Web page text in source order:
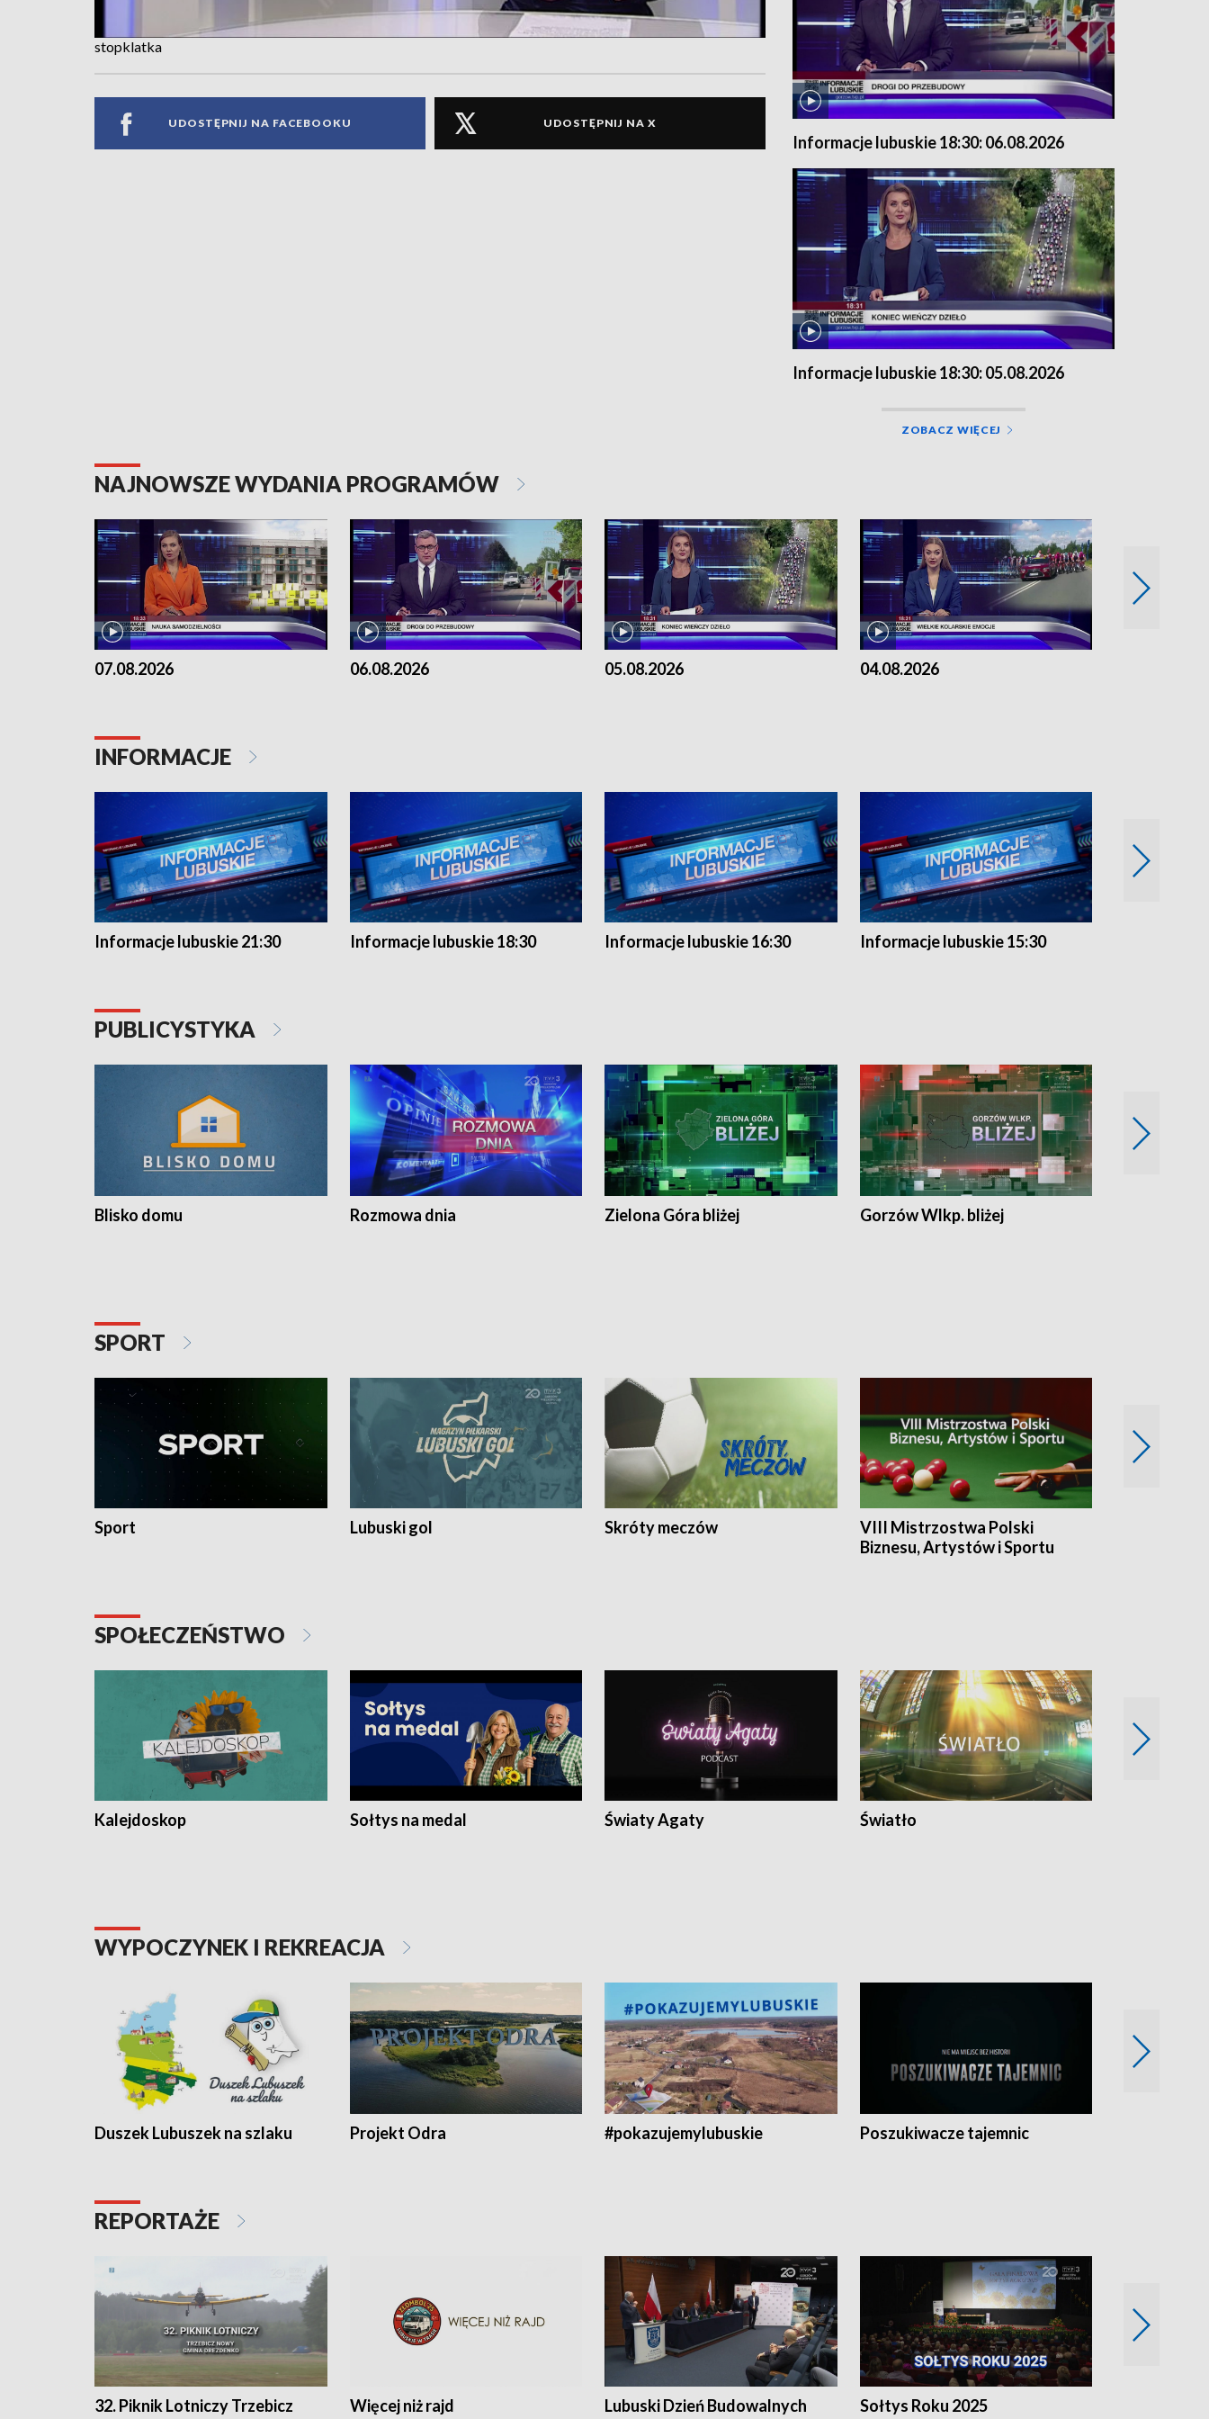
stopklatka
UDOSTĘPNIJ NA FACEBOOKU UDOSTĘPNIJ NA X
Informacje lubuskie 18:30: 06.08.2026
Informacje lubuskie 18:30: 05.08.2026
ZOBACZ WIĘCEJ
NAJNOWSZE WYDANIA PROGRAMÓW
07.08.2026 06.08.2026 05.08.2026 04.08.2026
INFORMACJE
Informacje lubuskie 21:30 Informacje lubuskie 18:30 Informacje lubuskie 16:30 Informacje lubuskie 15:30
PUBLICYSTYKA
Blisko domu Rozmowa dnia Zielona Góra bliżej Gorzów Wlkp. bliżej
SPORT
Sport Lubuski gol Skróty meczów
VIII Mistrzostwa Polski
Biznesu, Artystów i Sportu
SPOŁECZEŃSTWO
Kalejdoskop Sołtys na medal Światy Agaty Światło
WYPOCZYNEK I REKREACJA
Duszek Lubuszek na szlaku Projekt Odra #pokazujemylubuskie Poszukiwacze tajemnic
REPORTAŻE
32. Piknik Lotniczy Trzebicz
Więcej niż rajd Lubuski Dzień Budowalnych Sołtys Roku 2025